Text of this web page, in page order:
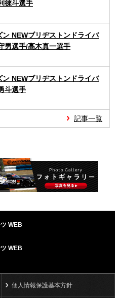
徠斗選手
NEWブリヂストンドライバ
男選手/高木真一選手
NEWブリヂストンドライバ
斗選手
記事一覧
WEB
WEB
個人情報保護基本方針